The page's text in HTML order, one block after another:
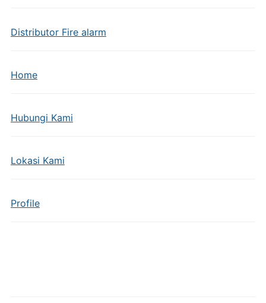
Distributor Fire alarm
Home
Hubungi Kami
Lokasi Kami
Profile